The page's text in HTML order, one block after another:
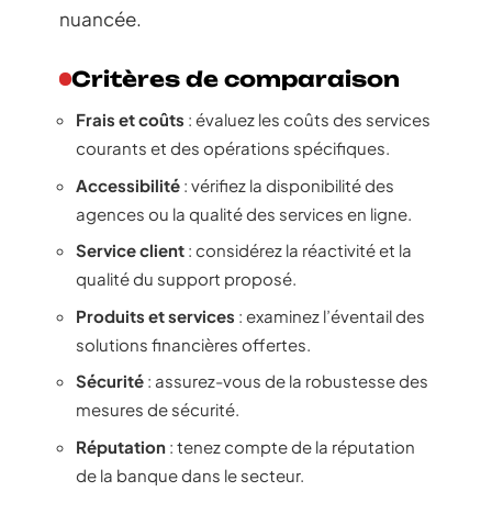
nuancée.
Critères de comparaison
Frais et coûts : évaluez les coûts des services
courants et des opérations spécifiques.
Accessibilité : vérifiez la disponibilité des
agences ou la qualité des services en ligne.
Service client : considérez la réactivité et la
qualité du support proposé.
Produits et services : examinez l’éventail des
solutions financières offertes.
Sécurité : assurez-vous de la robustesse des
mesures de sécurité.
Réputation : tenez compte de la réputation
de la banque dans le secteur.